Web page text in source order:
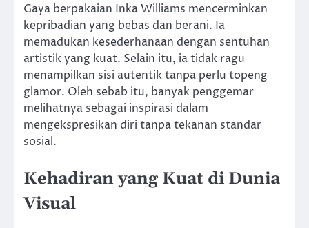
Gaya berpakaian Inka Williams mencerminkan
kepribadian yang bebas dan berani. Ia
memadukan kesederhanaan dengan sentuhan
artistik yang kuat. Selain itu, ia tidak ragu
menampilkan sisi autentik tanpa perlu topeng
glamor. Oleh sebab itu, banyak penggemar
melihatnya sebagai inspirasi dalam
mengekspresikan diri tanpa tekanan standar
sosial.
Kehadiran yang Kuat di Dunia
Visual